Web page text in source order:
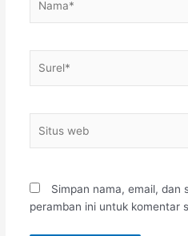
web
Simpan nama, email, dan
peramban ini untuk komentar